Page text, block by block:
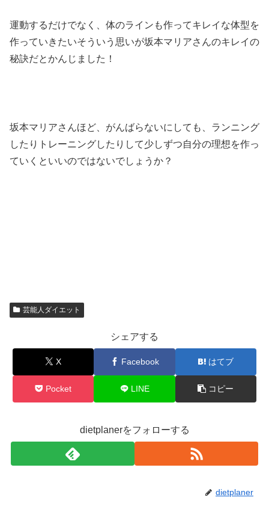
運動するだけでなく、体のラインも作ってキレイな体型を
作っていきたいそういう思いが坂本マリアさんのキレイの
秘訣だとかんじました！
坂本マリアさんほど、がんばらないにしても、ランニング
したりトレーニングしたりして少しずつ自分の理想を作っ
ていくといいのではないでしょうか？
芸能人ダイエット
シェアする
X Facebook はてブ
Pocket LINE コピー
dietplanerをフォローする
dietplaner